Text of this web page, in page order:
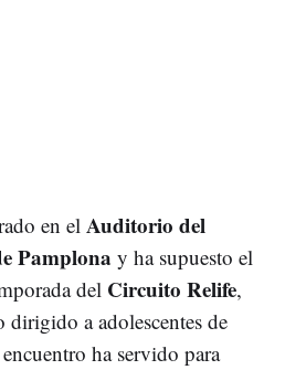
en el Auditorio del
Pamplona y ha supuesto el
del Circuito Relife,
a adolescentes de
ha servido para